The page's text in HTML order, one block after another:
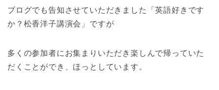
ブログでも告知させていただきました「英語好きです
か？松香洋子講演会」ですが
多くの参加者にお集まりいただき楽しんで帰っていた
だくことができ、ほっとしています。